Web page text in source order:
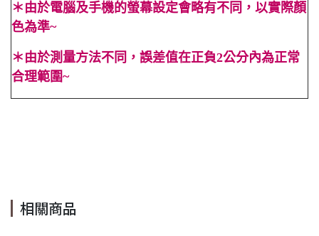
＊ 由於電腦及手機的螢幕設定會略有不同，以實際顏
色為準~
＊ 由於測量方法不同，誤差值在正負2公分內為正常
合理範圍~
相關商品